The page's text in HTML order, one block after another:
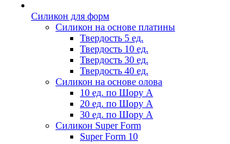
Силикон для форм
Силикон на основе платины
Твердость 5 ед.
Твердость 10 ед.
Твердость 30 ед.
Твердость 40 ед.
Силикон на основе олова
10 ед. по Шору А
20 ед. по Шору А
30 ед. по Шору А
Силикон Super Form
Super Form 10